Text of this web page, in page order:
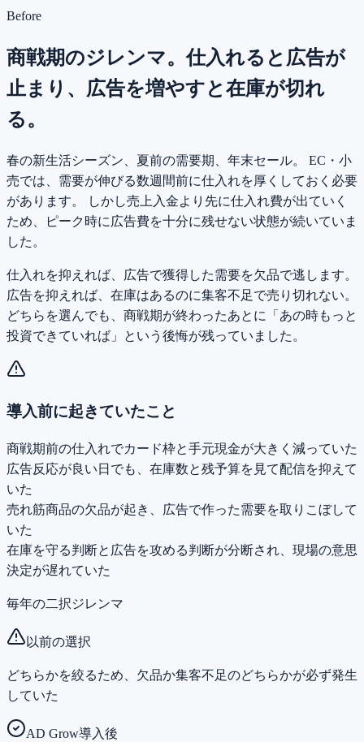
Before
商戦期のジレンマ。仕入れると広告が
止まり、広告を増やすと在庫が切れ
る。
春の新生活シーズン、夏前の需要期、年末セール。 EC・小
売では、需要が伸びる数週間前に仕入れを厚くしておく必要
があります。 しかし売上入金より先に仕入れ費が出ていく
ため、ピーク時に広告費を十分に残せない状態が続いていま
した。
仕入れを抑えれば、広告で獲得した需要を欠品で逃します。
広告を抑えれば、在庫はあるのに集客不足で売り切れない。
どちらを選んでも、商戦期が終わったあとに「あの時もっと
投資できていれば」という後悔が残っていました。
導入前に起きていたこと
商戦期前の仕入れでカード枠と手元現金が大きく減っていた
広告反応が良い日でも、在庫数と残予算を見て配信を抑えて
いた
売れ筋商品の欠品が起き、広告で作った需要を取りこぼして
いた
在庫を守る判断と広告を攻める判断が分断され、現場の意思
決定が遅れていた
毎年の二択ジレンマ
以前の選択
どちらかを絞るため、欠品か集客不足のどちらかが必ず発生
していた
AD Grow導入後